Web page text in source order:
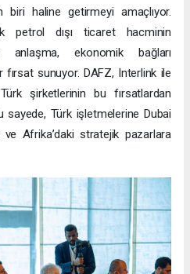
biri haline getirmeyi amaçlıyor.
petrol dışı ticaret hacminin
anlaşma, ekonomik bağları
sunuyor. DAFZ, Interlink ile
şirketlerinin bu fırsatlardan
sayede, Türk işletmelerine Dubai
Afrika’daki stratejik pazarlara